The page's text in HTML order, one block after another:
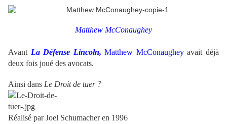
Matthew McConaughey
Avant La Défense Lincoln, Matthew McConaugheyavait déjà
deux fois joué des avocats.
Ainsi dans Le Droit de tuer ?
Réalisé par Joel Schumacher en 1996